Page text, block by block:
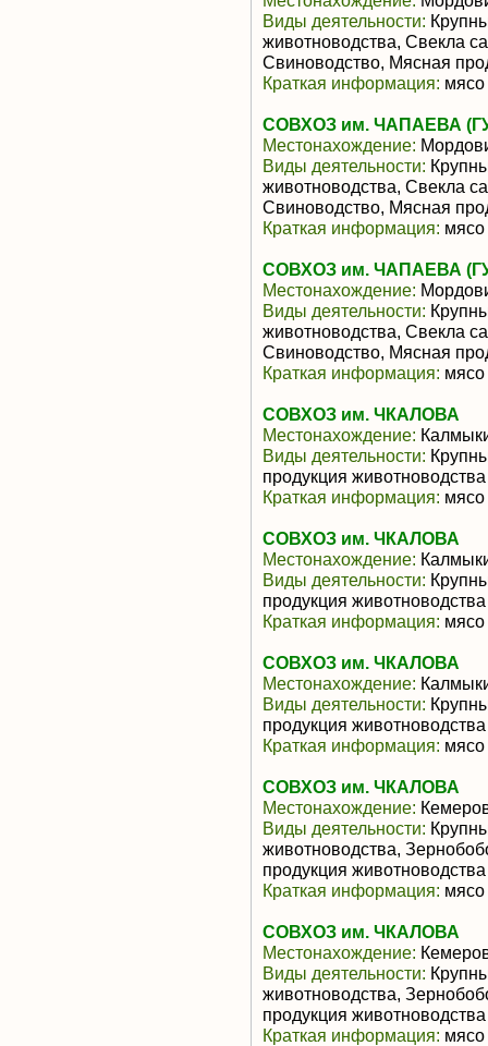
Виды деятельности:
животноводства, Свекла
Свиноводство, Мясная
Краткая информация: мясо
СОВХОЗ им. ЧАПАЕВА
Местонахождение:
Виды деятельности:
животноводства, Свекла
Свиноводство, Мясная
Краткая информация: мясо
СОВХОЗ им. ЧАПАЕВА
Местонахождение:
Виды деятельности:
животноводства, Свекла
Свиноводство, Мясная
Краткая информация: мясо
СОВХОЗ им. ЧКАЛОВА
Местонахождение:
Виды деятельности:
продукция животноводства
Краткая информация: мясо
СОВХОЗ им. ЧКАЛОВА
Местонахождение:
Виды деятельности:
продукция животноводства
Краткая информация: мясо
СОВХОЗ им. ЧКАЛОВА
Местонахождение:
Виды деятельности:
продукция животноводства
Краткая информация: мясо
СОВХОЗ им. ЧКАЛОВА
Местонахождение:
Виды деятельности:
животноводства,
продукция животноводства
Краткая информация: мясо
СОВХОЗ им. ЧКАЛОВА
Местонахождение:
Виды деятельности:
животноводства,
продукция животноводства
Краткая информация: мясо